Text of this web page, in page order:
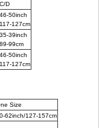
C/D
46-50inch
117-127cm
35-39inch
89-99cm
46-50inch
117-127cm
Size
62inch/127-157cm